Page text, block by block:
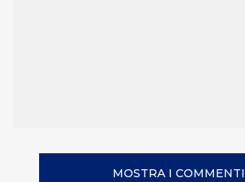
MOSTRA I COMMENTI